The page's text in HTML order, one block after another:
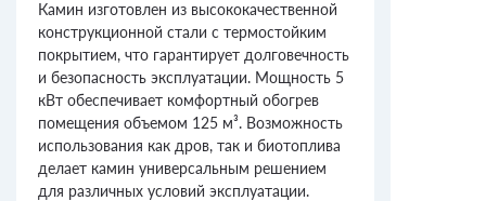
Камин изготовлен из высококачественной
конструкционной стали с термостойким
покрытием, что гарантирует долговечность
и безопасность эксплуатации. Мощность 5
кВт обеспечивает комфортный обогрев
помещения объемом 125 м³. Возможность
использования как дров, так и биотоплива
делает камин универсальным решением
для различных условий эксплуатации.